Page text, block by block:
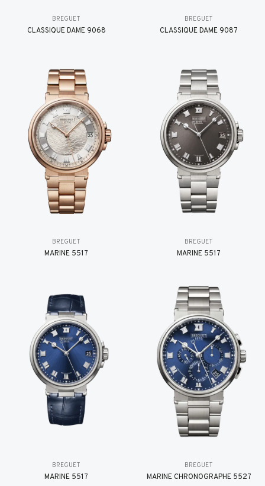
BREGUET
CLASSIQUE DAME 9068
BREGUET
CLASSIQUE DAME 9087
BREGUET
MARINE 5517
BREGUET
MARINE 5517
BREGUET
MARINE 5517
BREGUET
MARINE CHRONOGRAPHE 5527